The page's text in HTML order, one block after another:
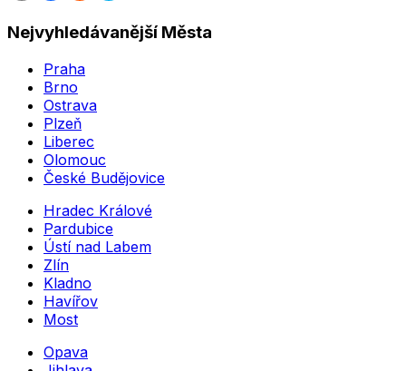
Nejvyhledávanější Města
Praha
Brno
Ostrava
Plzeň
Liberec
Olomouc
České Budějovice
Hradec Králové
Pardubice
Ústí nad Labem
Zlín
Kladno
Havířov
Most
Opava